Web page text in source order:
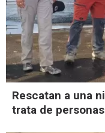
Rescatan a una
trata de personas